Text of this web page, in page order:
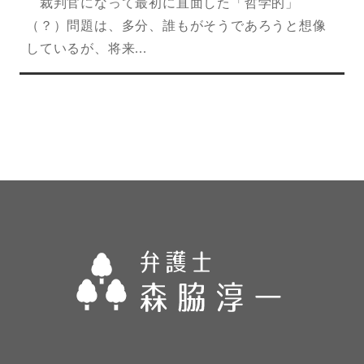
（？）問題は、多分、誰もがそうであろうと想像
しているが、将来...